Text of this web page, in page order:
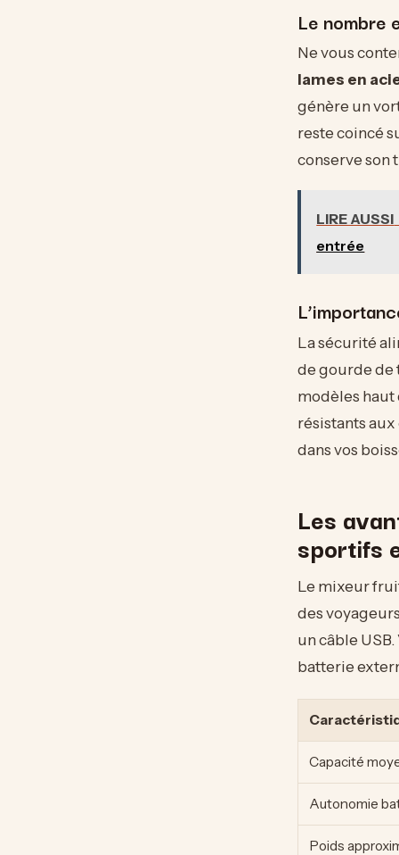
Le nombre
Ne vous
lames en
génère un
reste coincé
conserve son
LIRE AUSSI
entrée
La sécurité
de gourde de
modèles
résistants
dans vos
Les
sportifs
Le mixeur
des
un câble
batterie
Capacité
Autonomie
Poids